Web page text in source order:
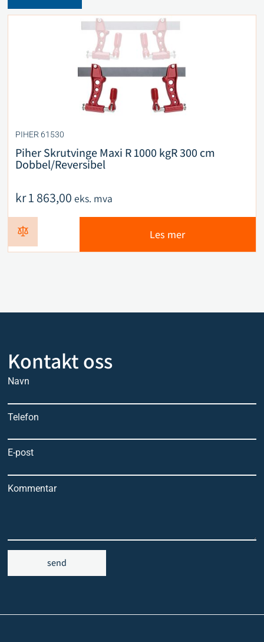
PIHER 61530
Piher Skrutvinge Maxi R 1000 kgR 300 cm
Dobbel/Reversibel
kr1 863,00 eks. mva
Les mer
Kontakt oss
Navn
Telefon
E-post
Kommentar
send